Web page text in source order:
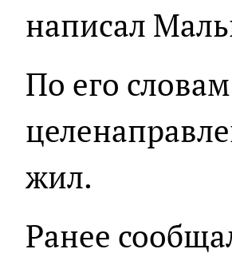
написал
По его
жил.
Ранее